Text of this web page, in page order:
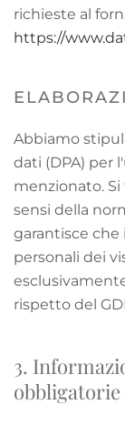
richieste al
https://
Abbiamo
dati (DPA) per
menzionato.
sensi della
garantisce che
personali dei
rispetto del
3.
obbligatorie